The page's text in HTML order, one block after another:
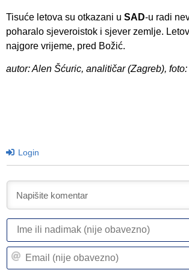
Tisuće letova su otkazani u SAD-u radi
poharalo sjeveroistok i sjever zemlje.
najgore vrijeme, pred Božić.
autor: Alen Šćuric, analitičar (Zagreb),
Login